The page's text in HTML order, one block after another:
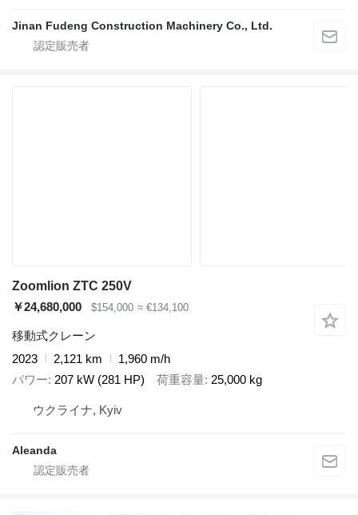
Jinan Fudeng Construction Machinery Co., Ltd.
Zoomlion ZTC 250V
￥24,680,000
$154,000 ≈ €134,100
移動式クレーン
2023
2,121 km
1,960 m/h
パワー 207 kW (281 HP) 荷重容量 25,000 kg
ウクライナ, Kyiv
Aleanda